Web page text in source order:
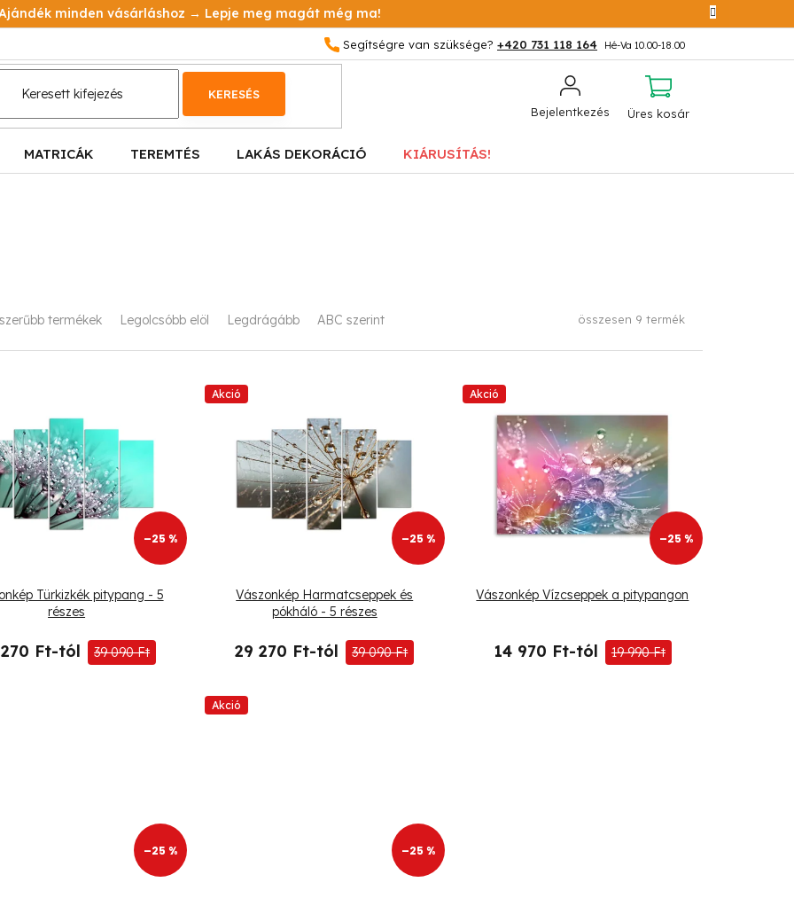
minden vásárláshoz → Lepje meg magát még ma!
+420 731 118 164
Bejelentkezés
KERESÉS
KOSÁR
Üres kosár
MATRICÁK TEREMTÉS LAKÁS DEKORÁCIÓ KIÁRUSÍTÁS!
termékek Legolcsóbb elöl Legdrágább ABC szerint összesen 9 termék
–25 %
Türkizkék pitypang - 5
részes
Ft-tól 39 090 Ft
Akció
–25 %
Vászonkép Harmatcseppek és
pókháló - 5 részes
29 270 Ft-tól 39 090 Ft
Akció
–25 %
Vászonkép Vízcseppek a pitypangon
14 970 Ft-tól 19 990 Ft
–25 %
Akció
–25 %